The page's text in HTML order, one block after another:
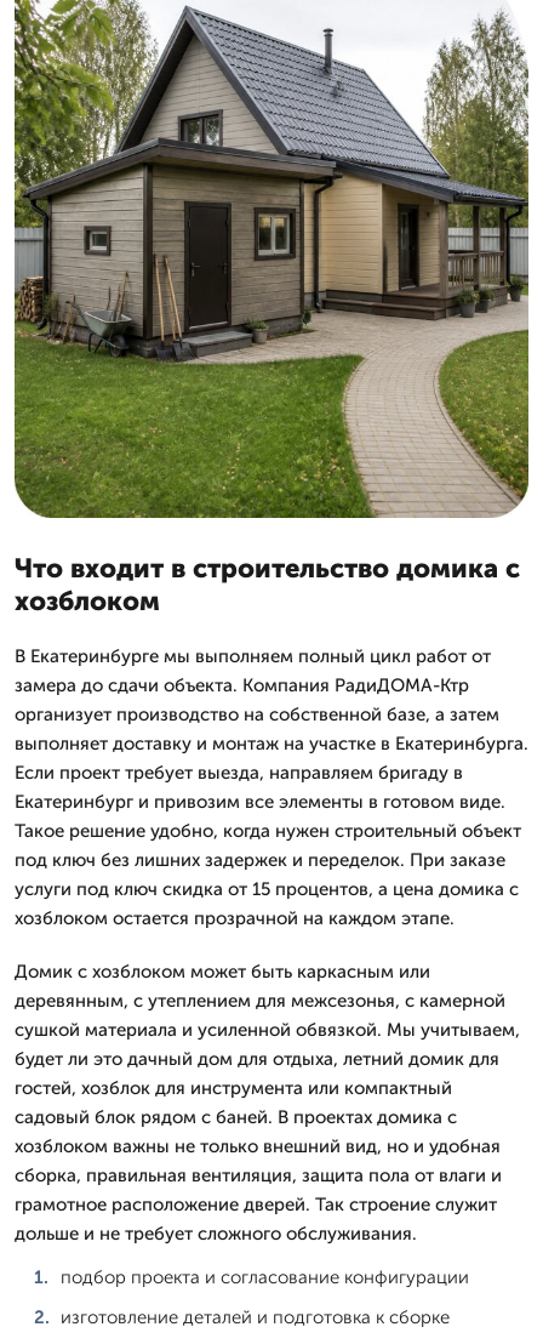
Что входит в строительство домика с
хозблоком
В Екатеринбурге мы выполняем полный цикл работ от
замера до сдачи объекта. Компания РадиДОМА-Ктр
организует производство на собственной базе, а затем
выполняет доставку и монтаж на участке в Екатеринбурга.
Если проект требует выезда, направляем бригаду в
Екатеринбург и привозим все элементы в готовом виде.
Такое решение удобно, когда нужен строительный объект
под ключ без лишних задержек и переделок. При заказе
услуги под ключ скидка от 15 процентов, а цена домика с
хозблоком остается прозрачной на каждом этапе.
Домик с хозблоком может быть каркасным или
деревянным, с утеплением для межсезонья, с камерной
сушкой материала и усиленной обвязкой. Мы учитываем,
будет ли это дачный дом для отдыха, летний домик для
гостей, хозблок для инструмента или компактный
садовый блок рядом с баней. В проектах домика с
хозблоком важны не только внешний вид, но и удобная
сборка, правильная вентиляция, защита пола от влаги и
грамотное расположение дверей. Так строение служит
дольше и не требует сложного обслуживания.
подбор проекта и согласование конфигурации
изготовление деталей и подготовка к сборке